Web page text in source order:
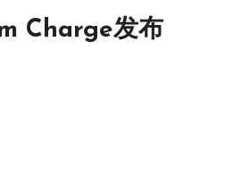
Charge发布